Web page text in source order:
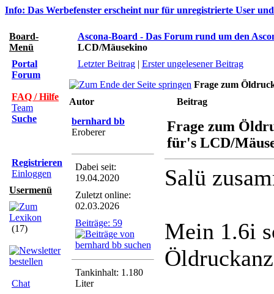
Info: Das Werbefenster erscheint nur für unregistrierte User
Board-
Menü
Portal
Forum
FAQ / Hilfe
Team
Suche
Registrieren
Einloggen
Usermenü
(17)
Chat
Ascona-Board - Das Forum rund um den
LCD/Mäusekino
Letzter Beitrag| Erster ungelesener Beitrag
Frage zum
Autor
Beitrag
bernhard bb
Eroberer
Dabei seit:
19.04.2020
Zuletzt online:
02.03.2026
Beiträge: 59
Tankinhalt: 1.180
Liter
Frage zum
für's LCD/
Salü
Mein 1.6i